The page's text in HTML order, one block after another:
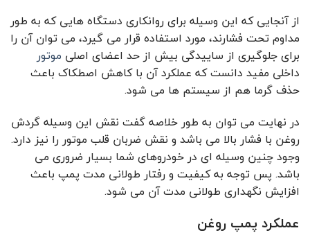
از آنجایی که این وسیله برای روانکاری دستگاه هایی که به طور
مداوم تحت فشارند، مورد استفاده قرار می گیرد، می توان آن را
برای جلوگیری از ساییدگی بیش از حد اعضای اصلی موتور
داخلی مفید دانست که عملکرد آن با کاهش اصطکاک باعث
حذف گرما هم از سیستم ها می شود.
در نهایت می توان به طور خلاصه گفت نقش این وسیله گردش
روغن با فشار بالا می باشد و نقش ضربان قلب موتور را نیز دارد.
وجود چنین وسیله ای در خودروهای شما بسیار ضروری می
باشد. پس توجه به کیفیت و رفتار طولانی مدت پمپ باعث
افزایش نگهداری طولانی مدت آن می شود.
عملکرد پمپ روغن